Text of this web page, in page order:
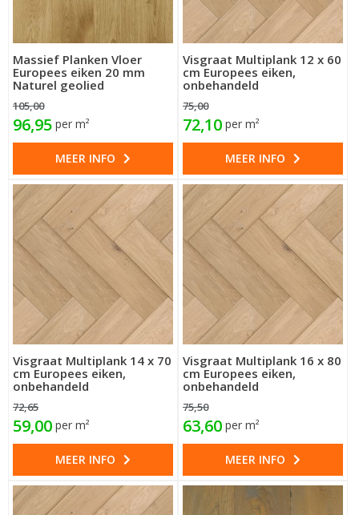
Massief Planken Vloer
Europees eiken 20 mm
Naturel geolied
105,00
96,95 per m²
MEER INFO
Visgraat Multiplank 12 x 60
cm Europees eiken,
onbehandeld
75,00
72,10 per m²
MEER INFO
Visgraat Multiplank 14 x 70
cm Europees eiken,
onbehandeld
72,65
59,00 per m²
MEER INFO
Visgraat Multiplank 16 x 80
cm Europees eiken,
onbehandeld
75,50
63,60 per m²
MEER INFO